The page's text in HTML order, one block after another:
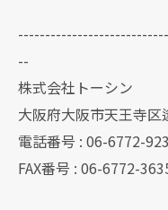
--
株式会社トーシン
大阪府大阪市天王寺区
電話番号 : 06-6772-
FAX番号 : 06-6772-